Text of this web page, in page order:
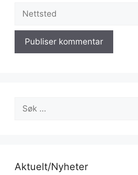
Nettsted
Søk
etter:
Aktuelt/Nyheter